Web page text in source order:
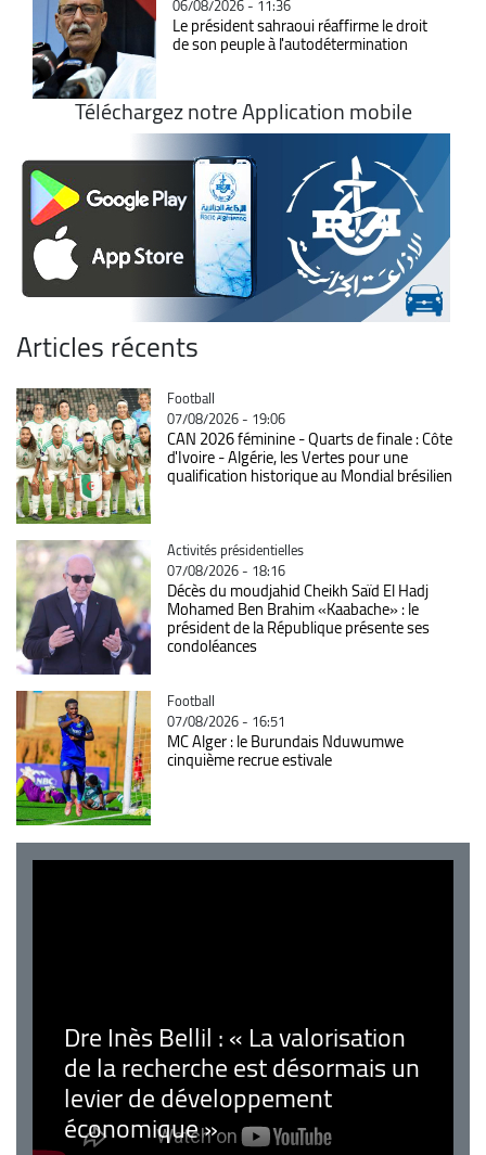
06/08/2026 - 11:36
Le président sahraoui réaffirme le droit
de son peuple à l'autodétermination
Téléchargez notre Application mobile
Articles récents
Catégorie
Football
07/08/2026 - 19:06
CAN 2026 féminine - Quarts de finale : Côte
d'Ivoire - Algérie, les Vertes pour une
qualification historique au Mondial brésilien
Catégorie
Activités présidentielles
07/08/2026 - 18:16
Décès du moudjahid Cheikh Saïd El Hadj
Mohamed Ben Brahim «Kaabache» : le
président de la République présente ses
condoléances
Catégorie
Football
07/08/2026 - 16:51
MC Alger : le Burundais Nduwumwe
cinquième recrue estivale
Dre Inès Bellil : « La valorisation
de la recherche est désormais un
levier de développement
économique »